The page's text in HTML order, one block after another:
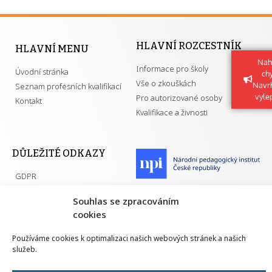
Souhlas se zpracováním
cookies
Používáme cookies k optimalizaci našich webových stránek a našich
služeb.
HLAVNÍ MENU
Úvodní stránka
Seznam profesních kvalifikací
Kontakt
HLAVNÍ ROZCESTNÍK
Informace pro školy
Vše o zkouškách
Pro autorizované osoby
Kvalifikace a živnosti
DŮLEŽITÉ ODKAZY
GDPR
Přehled PK pro splnění MZK
Národní pedagogický institut ČR